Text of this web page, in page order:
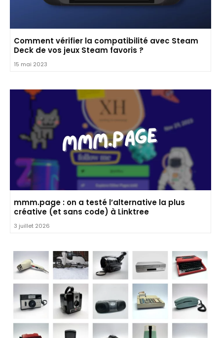
Comment vérifier la compatibilité avec Steam
Deck de vos jeux Steam favoris ?
15 mai 2023
mmm.page : on a testé l’alternative la plus
créative (et sans code) à Linktree
3 juillet 2026